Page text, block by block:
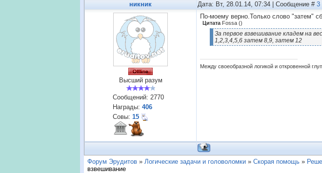
никник Дата: Вт, 28.01.14, 07:34 | Сообщение # 3
Высший разум
Сообщений: 2770
Награды: 406
Совы: 15
По-моему верно.Только слово "затем"
Цитата Fossa ()
За первое взвешивание кладем на
1,2,3,4,5,6 затем 8,9, затем 12
Между своеобразной логикой и откровенной
Форум Эрудитов » Логические задачи и головоломки » Скорая помощь »
взвешивание